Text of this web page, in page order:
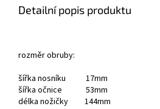
Detailní popis produktu
rozměr obruby:
šířka nosníku 17mm
šířka očnice 53mm
délka nožičky 144mm